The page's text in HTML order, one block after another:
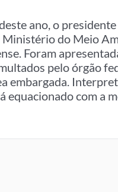
ano, o
Ministério do Meio
Foram
pelo órgão
embargada.
equacionado com a